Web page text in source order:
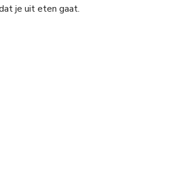
je uit eten gaat.